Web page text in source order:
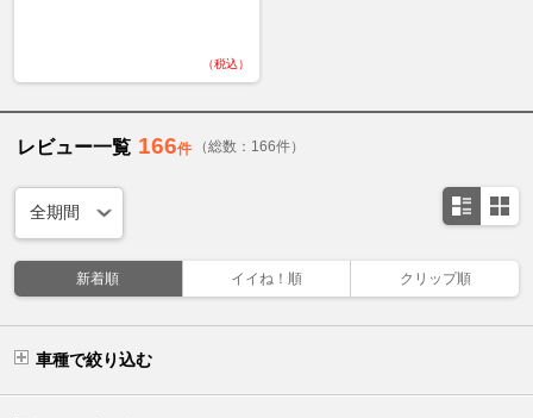
（税込）
レビュー一覧 166件 （総数：166件）
新着順 イイね！順 クリップ順
車種で絞り込む